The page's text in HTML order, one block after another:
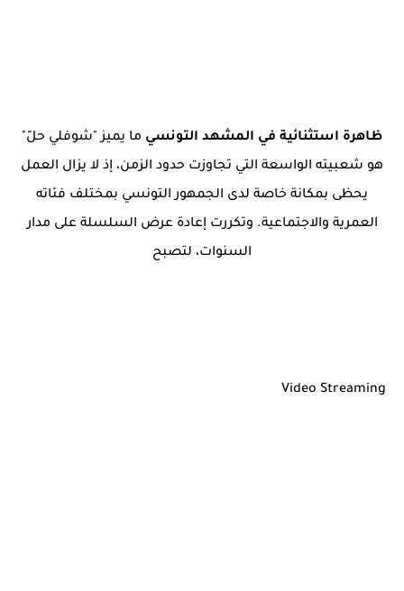
ظاهرة استثنائية في المشهد التونسي ما يميز "شوفلي حلّ"
هو شعبيته الواسعة التي تجاوزت حدود الزمن، إذ لا يزال العمل
يحظى بمكانة خاصة لدى الجمهور التونسي بمختلف فئاته
العمرية والاجتماعية. وتكررت إعادة عرض السلسلة على مدار
السنوات، لتصبح
Video Streaming